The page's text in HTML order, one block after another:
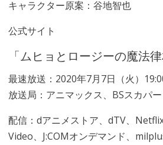
キャラクター原案：谷地智也
公式サイト
「ムヒョとロージーの魔法
最速放送：2020年7月7日（火）
放送局：アニマックス、BSスカパー
配信：dアニメストア、dTV、
Video、J:COMオンデマンド、